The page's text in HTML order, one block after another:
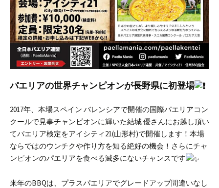
パエリアの世界チャンピオンが長野県に初登場
2017年、本場スペイン バレンシアで開催の国際パエリアコン
クールで見事チャンピオンに輝いた結城 優さんにお越し頂い
てパエリア検定をアイシティ21(山形村)で開催します！ 本場
ならではのウンチクや作り方を知る絶好の機会！ さらにチャ
ンピオンのパエリアを食べる滅多にないチャンスです
来年のBBQは、プラスパエリアでグレードアップ間違いなし